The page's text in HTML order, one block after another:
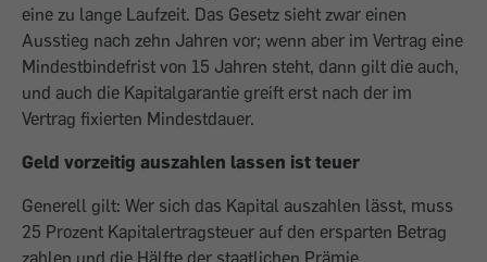
eine zu lange Laufzeit. Das Gesetz sieht zwar einen
Ausstieg nach zehn Jahren vor; wenn aber im Vertrag eine
Mindestbindefrist von 15 Jahren steht, dann gilt die auch,
und auch die Kapitalgarantie greift erst nach der im
Vertrag fixierten Mindestdauer.
Geld vorzeitig auszahlen lassen ist teuer
Generell gilt: Wer sich das Kapital auszahlen lässt, muss
25 Prozent Kapitalertragsteuer auf den ersparten Betrag
zahlen und die Hälfte der staatlichen Prämie